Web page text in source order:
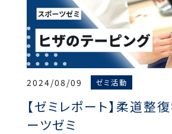
2024/08/09 ゼミ活動
【ゼミレポート】柔道整
ーツゼミ